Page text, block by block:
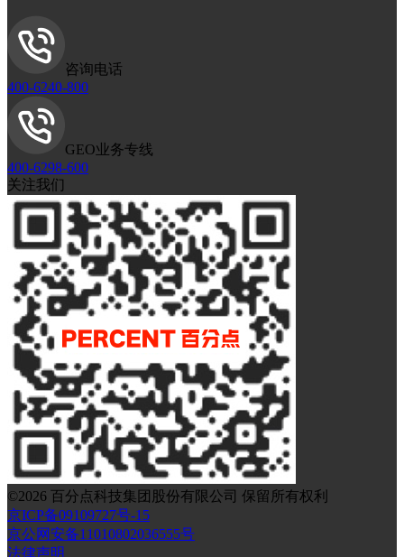
咨询电话
400-6240-800
GEO业务专线
400-6298-600
关注我们
©2026 百分点科技集团股份有限公司 保留所有权利
京ICP备09109727号-15
京公网安备11010802036555号
法律声明